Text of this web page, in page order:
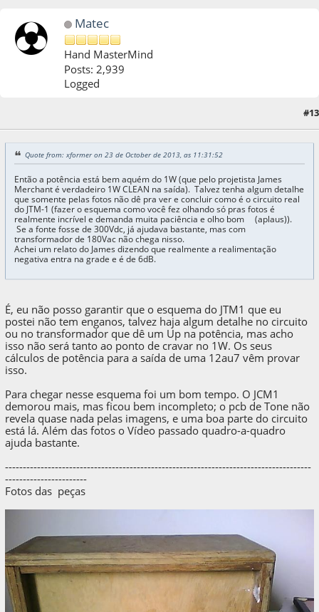
Matec
Hand MasterMind
Posts: 2,939
Logged
: 14 de January de 2016, as 20:50:20 by
#13
Quote from: xformer on 23 de October de 2013, as 11:31:52
Então a potência está bem aquém do 1W (que pelo projetista James
Merchant é verdadeiro 1W CLEAN na saída). Talvez tenha algum detalhe
que somente pelas fotos não dê pra ver e concluir como é o circuito real
do JTM-1 (fazer o esquema como você fez olhando só pras fotos é
realmente incrível e demanda muita paciência e olho bom (aplaus)).
Se a fonte fosse de 300Vdc, já ajudava bastante, mas com
transformador de 180Vac não chega nisso.
Achei um relato do James dizendo que realmente a realimentação
negativa entra na grade e é de 6dB.
É, eu não posso garantir que o esquema do JTM1 que eu
postei não tem enganos, talvez haja algum detalhe no circuito
ou no transformador que dê um Up na potência, mas acho
isso não será tanto ao ponto de cravar no 1W. Os seus
cálculos de potência para a saída de uma 12au7 vêm provar
isso.
Para chegar nesse esquema foi um bom tempo. O JCM1
demorou mais, mas ficou bem incompleto; o pcb de Tone não
revela quase nada pelas imagens, e uma boa parte do circuito
está lá. Além das fotos o Vídeo passado quadro-a-quadro
ajuda bastante.
--------------------------------------------------------------------------------------
-----------------------
Fotos das peças